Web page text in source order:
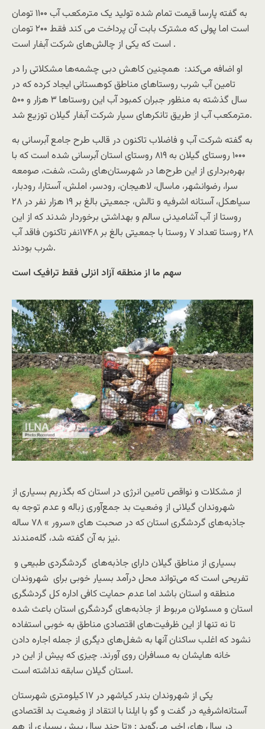
به گفته پارسا قیمت تمام شده تولید یک مترمکعب آب ۱۱۰۰ تومان
است اما پولی که مشترک بابت آن پرداخت می کند فقط ۲۰۰ تومان
است که یکی از چالش‌های شرکت آبفار است .
او اضافه می‌کند: همچنین کاهش دبی چشمه‌ها مشکلاتی را در
تامین آب شرب روستاهای مناطق کوهستانی ایجاد کرده که در
سال گذشته به منظور جبران کمبود آب این روستاها ۳ هزار و ۵۰۰
مترمکعب آب از طریق تانکرهای سیار شرکت آبفار گیلان توزیع شد.
به گفته شرکت آب و فاضلاب تاکنون در قالب طرح جامع آبرسانی به
۱۰۰۰ روستای گیلان به ۸۱۹ روستای استان آبرسانی شده است که با
بهره‌برداری از این طرح‌ها در شهرستان‌های رشت، شفت، صومعه
سرا، رضوانشهر، ماسال، لاهیجان، رودسر، املش، آستارا، رودبار،
سیاهکل، آستانه اشرفیه و تالش، جمعیتی بالغ بر ۱۹ هزار نفر در ۲۸
روستا از آب آشامیدنی سالم و بهداشتی برخوردار شدند که از این
۲۸ روستا تعداد ۷ روستا با جمعیتی بالغ بر ۱۷۴۸نفر تاکنون فاقد آب
شرب بودند.
سهم ما از منطقه آزاد انزلی فقط ترافیک است
از مشکلات و نواقص تامین انرژی در استان که بگذریم بسیاری از
شهروندان گیلانی از وضعیت بد جمع‌آوری زباله و عدم توجه به
جاذبه‌های گردشگری استان که در صحبت های «سرور » ۷۸ ساله
نیز به آن گفته شد، گله‌مندند.
تفریحی است که می‌تواند محل درآمد بسیار خوبی برای شهروندان
منطقه و استان باشد اما عدم حمایت کافی اداره کل گردشگری
استان و مسئولان مربوط از جاذبه‌های گردشگری استان باعث شده
تا نه تنها از این ظرفیت‌های اقتصادی مناطق به خوبی استفاده
نشود که اغلب ساکنان آنها به شغل‌های دیگری از جمله اجاره دادن
خانه هایشان به مسافران روی آورند. چیزی که پیش از این در
استان گیلان سابقه نداشته است.
یکی از شهروندان بندر کیاشهر در ۱۷ کیلومتری شهرستان
آستانه‌اشرفیه در گفت و گو با ایلنا با انتقاد از وضعیت بد اقتصادی